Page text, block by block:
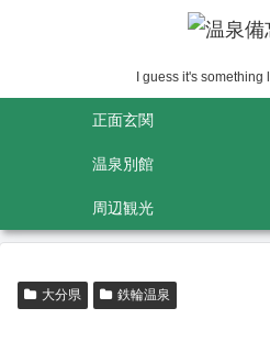
I guess it's something
正面玄関
温泉別館
周辺観光
大分県 鉄輪温泉